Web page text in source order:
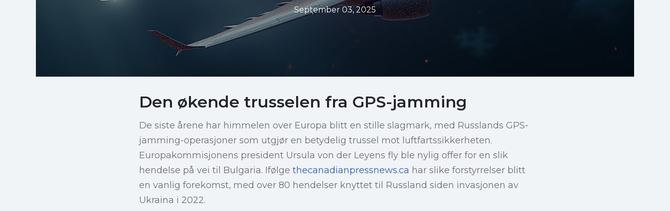
September 03, 2025
Den økende trusselen fra GPS-jamming
De siste årene har himmelen over Europa blitt en stille slagmark, med Russlands GPS-
jamming-operasjoner som utgjør en betydelig trussel mot luftfartssikkerheten.
Europakommisjonens president Ursula von der Leyens fly ble nylig offer for en slik
hendelse på vei til Bulgaria. Ifølge thecanadianpressnews.ca har slike forstyrrelser blitt
en vanlig forekomst, med over 80 hendelser knyttet til Russland siden invasjonen av
Ukraina i 2022.